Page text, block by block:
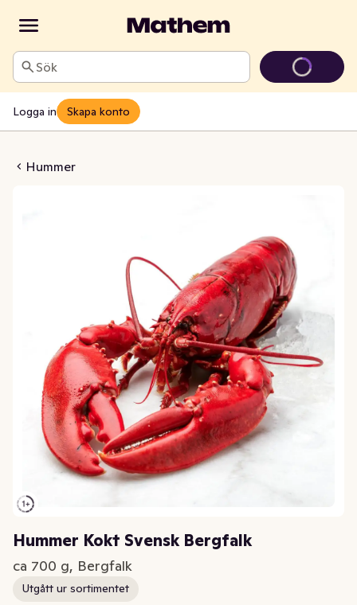
Sök
Logga in Skapa konto
Hummer
Svensk Bergfalk
Hummer Kokt Svensk Bergfalk
ca 700 g, Bergfalk
Utgått ur sortimentet